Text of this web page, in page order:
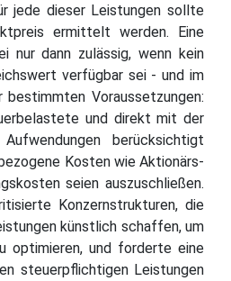
jede dieser Leistungen sollte
ermittelt werden. Eine
nur dann zulässig, wenn kein
verfügbar sei - und im
bestimmten Voraussetzungen:
und direkt mit der
berücksichtigt
Kosten wie Aktionärs-
seien auszuschließen.
Konzernstrukturen, die
künstlich schaffen, um
optimieren, und forderte eine
steuerpflichtigen Leistungen